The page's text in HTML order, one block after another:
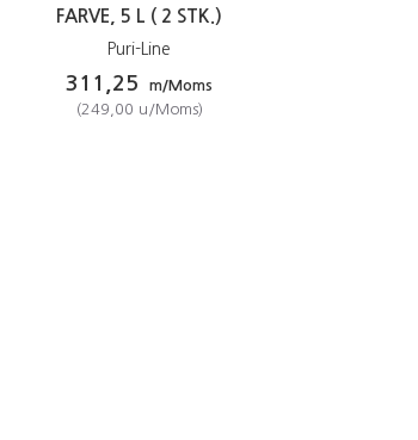
FARVE, 5 L ( 2 STK.)
Puri-Line
311,25
m/Moms
(249,00 u/Moms)